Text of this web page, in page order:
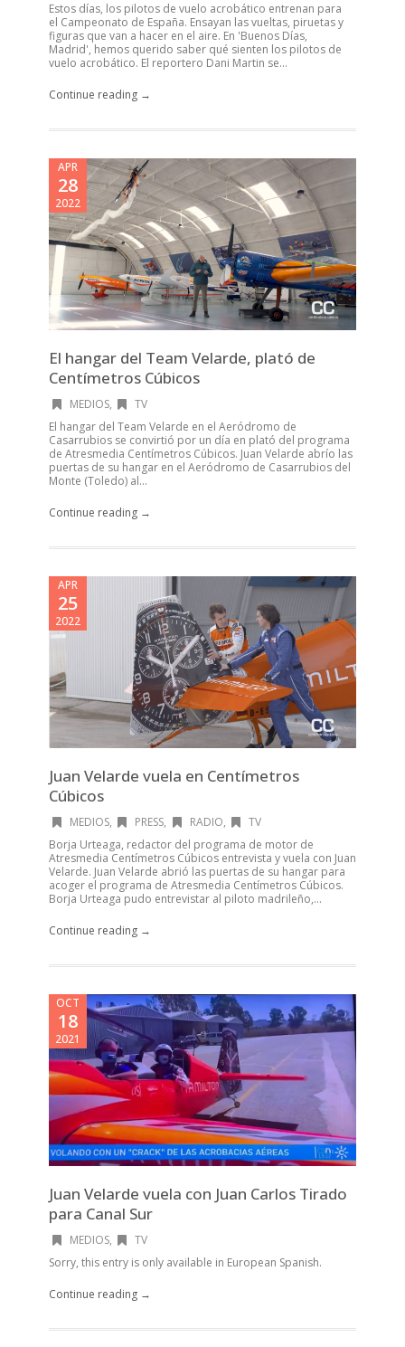
Estos días, los pilotos de vuelo acrobático entrenan para
el Campeonato de España. Ensayan las vueltas, piruetas y
figuras que van a hacer en el aire. En 'Buenos Días,
Madrid', hemos querido saber qué sienten los pilotos de
vuelo acrobático. El reportero Dani Martin se...
Continue reading →
APR
28
2022
El hangar del Team Velarde, plató de
Centímetros Cúbicos
MEDIOS,
TV
El hangar del Team Velarde en el Aeródromo de
Casarrubios se convirtió por un día en plató del programa
de Atresmedia Centímetros Cúbicos. Juan Velarde abrío las
puertas de su hangar en el Aeródromo de Casarrubios del
Monte (Toledo) al...
Continue reading →
APR
25
2022
Juan Velarde vuela en Centímetros
Cúbicos
MEDIOS, PRESS, RADIO,
TV
Borja Urteaga, redactor del programa de motor de
Atresmedia Centímetros Cúbicos entrevista y vuela con Juan
Velarde. Juan Velarde abrió las puertas de su hangar para
acoger el programa de Atresmedia Centímetros Cúbicos.
Borja Urteaga pudo entrevistar al piloto madrileño,...
Continue reading →
OCT
18
2021
Juan Velarde vuela con Juan Carlos Tirado
para Canal Sur
MEDIOS,
TV
Sorry, this entry is only available in European Spanish.
Continue reading →